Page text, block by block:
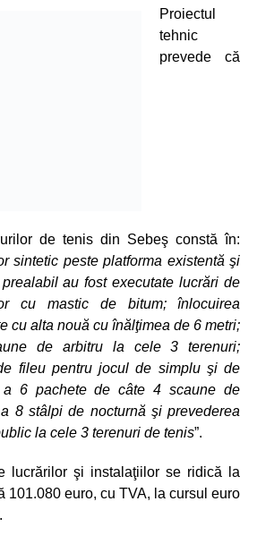
Proiectul
tehnic
prevede că
de tenis din Sebeş constă în:
sintetic peste platforma existentă şi
au fost executate lucrări de
cu mastic de bitum; înlocuirea
cu alta nouă cu înălţimea de 6 metri;
de arbitru la cele 3 terenuri;
fileu pentru jocul de simplu şi de
a 6 pachete de câte 4 scaune de
8 stâlpi de nocturnă şi prevederea
la cele 3 terenuri de tenis”.
lucrărilor şi instalaţiilor se ridică la
101.080 euro, cu TVA, la cursul euro